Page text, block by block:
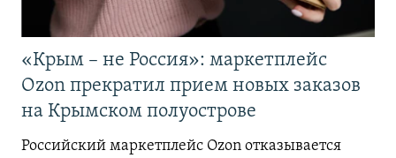
«Крым – не Россия»: маркетплейс
Ozon прекратил прием новых заказов
на Крымском полуострове
Российский маркетплейс Ozon отказывается